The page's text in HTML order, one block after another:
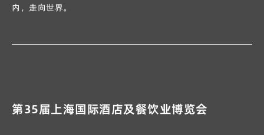
内，走向世界。
第35届上海国际酒店及餐饮业博览会